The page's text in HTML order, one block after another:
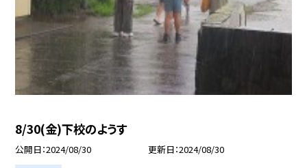
8/30(金)下校のようす
公開日 2024/08/30 更新日 2024/08/30